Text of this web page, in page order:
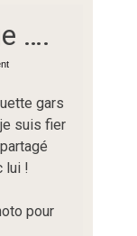
….
gars
suis fier
lui !
pour